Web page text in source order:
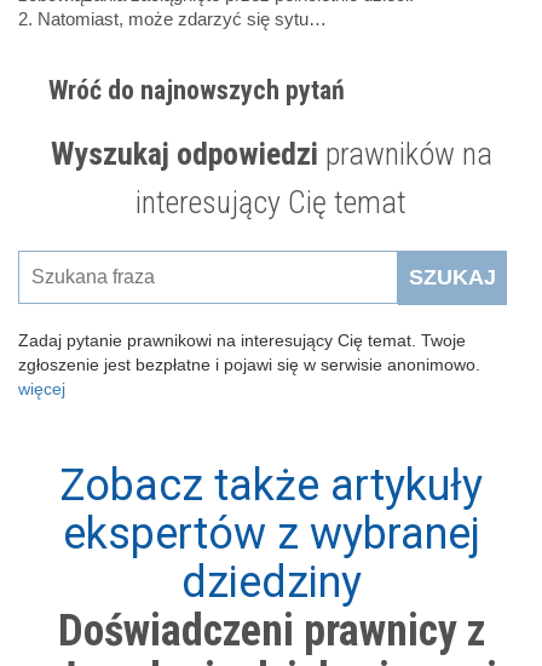
Wyszukaj odpowiedzi prawników na
interesujący Cię temat
SZUKAJ
Zadaj pytanie prawnikowi na interesujący Cię temat. Twoje
zgłoszenie jest bezpłatne i pojawi się w serwisie anonimowo.
więcej
2. Natomiast, może zdarzyć się sytu…
Wróć do najnowszych pytań
Zobacz także artykuły
ekspertów z wybranej
dziedziny
Doświadczeni prawnicy z